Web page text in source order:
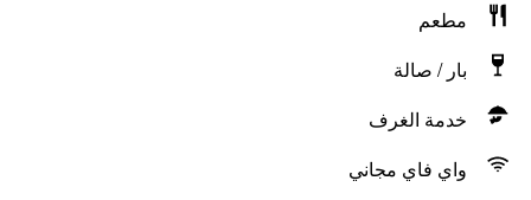
مطعم
بار / صالة
خدمة الغرف
واي فاي مجاني